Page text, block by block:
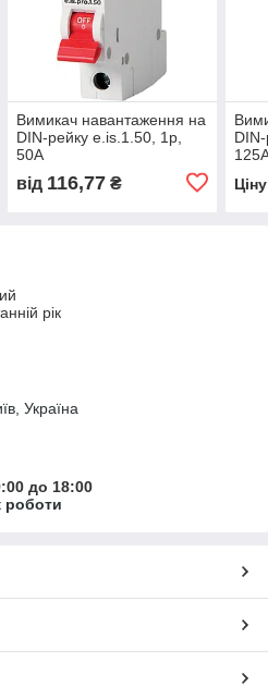
Вимикач навантаження на
DIN-рейку e.is.1.50, 1р,
50А
від 116,77₴
рік
Україна
до 18:00
роботи